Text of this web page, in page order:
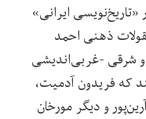
ایرانی»
ذهنی احمد
و ‌‌شرقی‌ -غربی‌اندیشی
که فریدون آدمیت،
و دیگر مورخان